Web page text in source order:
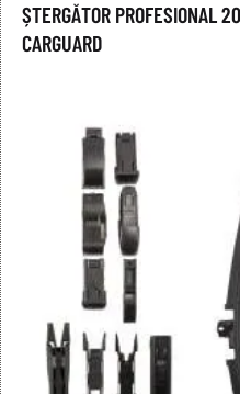
ȘTERGĂTOR PROFESIONAL
CARGUARD